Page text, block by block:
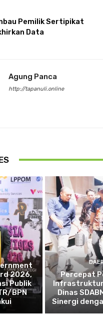
Pemilik Sertipikat
Data
Agung Panca
http://tapanuli.online
2026,
Publik
BPN
Percepat
Infrastruktur
Dinas
Sinergi